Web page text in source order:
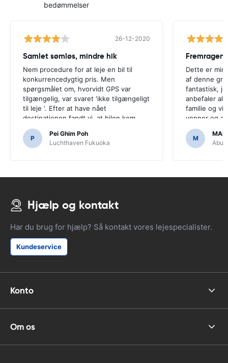
bedømmelser
26-12-2020
Samlet sømløs, mindre hik
Nem procedure for at leje en bil til
konkurrencedygtig pris. Men
spørgsmålet om, hvorvidt GPS var
tilgængelig, var svaret 'ikke tilgængeligt
til leje '. Efter at have nået
destinationen fandt vi, at bilen kom
med GPS.Det ville have været
forfærdeligt, hvis vi havde besluttet at
købe en GPS, da det var nødvendigt at
P
Pei Ghim Poh
Luchthaven Fukuoka
Dette er min
af denne
fantastisk,
anbefaler
familie og vil
venner og
M
Abu
Hjælp og kontakt
Har du brug for hjælp? Så kontakt vores lejespecialister.
Kundeservice
Konto
Om os